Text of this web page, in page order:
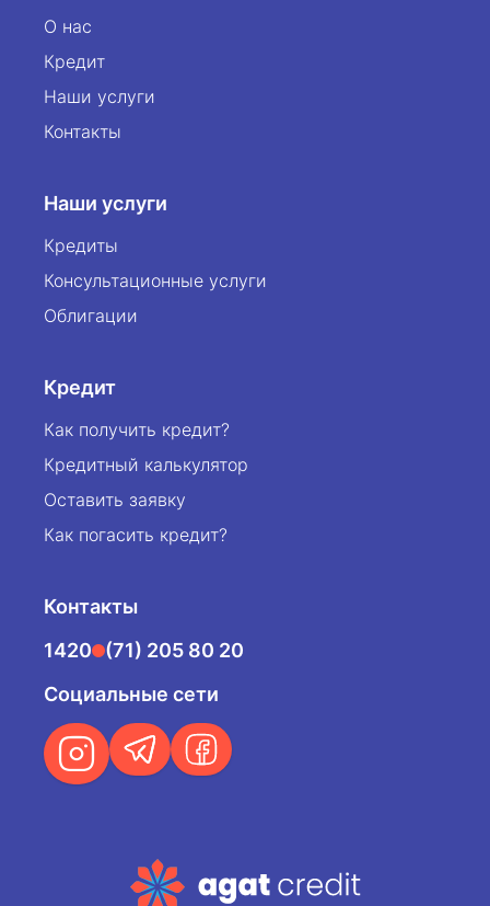
О нас
Кредит
Наши услуги
Контакты
Наши услуги
Кредиты
Консультационные услуги
Облигации
Кредит
Как получить кредит?
Кредитный калькулятор
Оставить заявку
Как погасить кредит?
Контакты
1420
(71) 205 80 20
Социальные сети